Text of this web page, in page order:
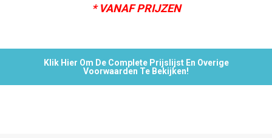
* VANAF PRIJZEN
Klik Hier Om De Complete Prijslijst En Overige
Voorwaarden Te Bekijken!